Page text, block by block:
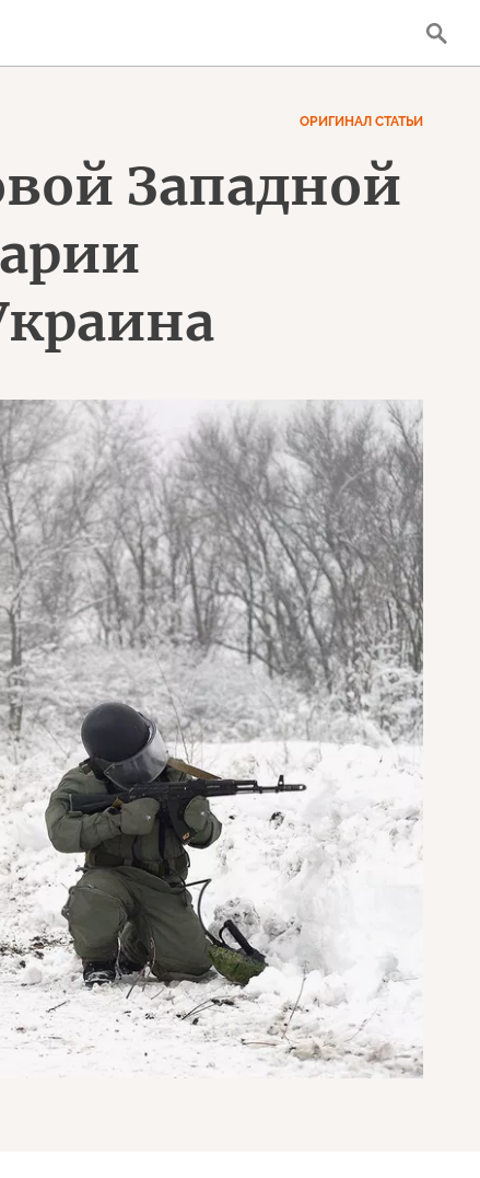
ОРИГИНАЛ СТАТЬИ
Западной